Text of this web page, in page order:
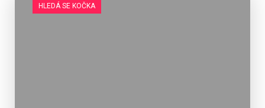
HLEDÁ SE KOČKA